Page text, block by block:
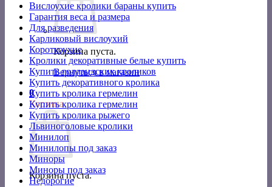
Корзина пуста.
Вернуться в магазин
0
Корзина
Корзина пуста.
Вислоухие кролики бараны купить
Гарантия веса и размера
Для разведения
Карликовый вислоухий
Короткоухие
Кролики декоративные белые купить
Купить голландских кроликов
Купить декоративного кролика
Купить кролика гермелин
Купить кролика гермелин
Купить кролика рыжего
Львиноголовые кролики
Минилоп
Минилопы под заказ
Миноры
Миноры под заказ
Недорогие